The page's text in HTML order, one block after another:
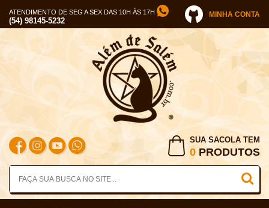
ATENDIMENTO DE SEG A SEX DAS 10H ÀS 17H
(54) 98145-5232
MINHA CONTA
SUA SACOLA TEM
0 PRODUTOS